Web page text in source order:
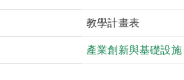
教學計畫表
產業創新與基礎設施